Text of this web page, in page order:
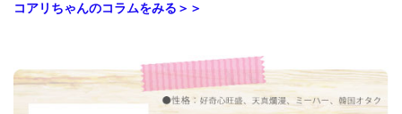
コアリちゃんのコラムをみる＞＞